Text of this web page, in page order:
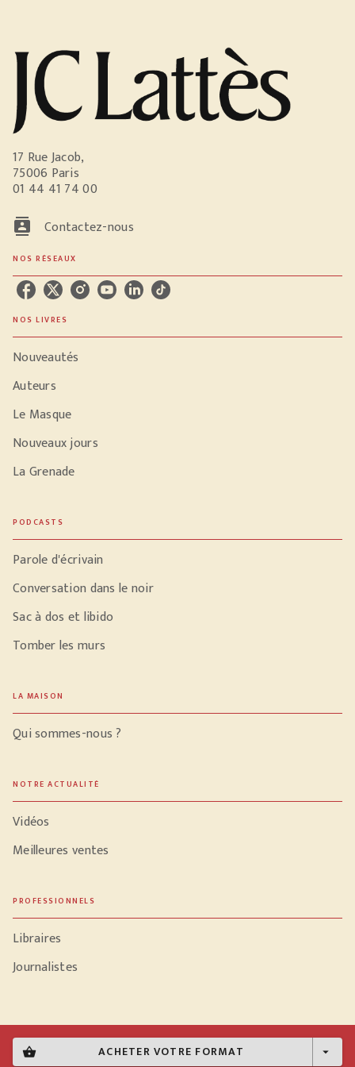
shopping_basket ACHETER VOTRE FORMAT arrow_drop_down
17 Rue Jacob,
75006 Paris
01 44 41 74 00
contacts Contactez-nous
NOS RÉSEAUX
NOS LIVRES
Nouveautés
Auteurs
Le Masque
Nouveaux jours
La Grenade
PODCASTS
Parole d'écrivain
Conversation dans le noir
Sac à dos et libido
Tomber les murs
LA MAISON
Qui sommes-nous ?
NOTRE ACTUALITÉ
Vidéos
Meilleures ventes
PROFESSIONNELS
Libraires
Journalistes
Données personnelles